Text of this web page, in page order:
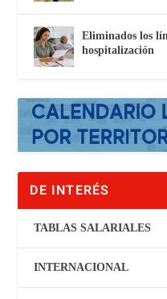
Eliminados los
hospitalización
DE INTERÉS
TABLAS SALARIALES
INTERNACIONAL